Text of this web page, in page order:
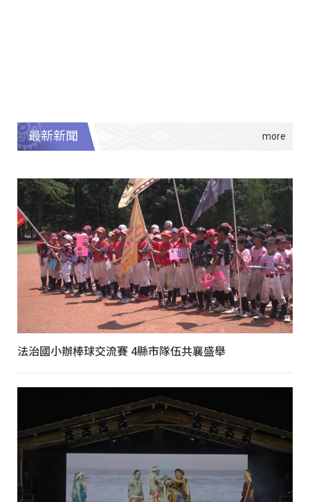
最新新聞
法治國小辦棒球交流賽 4縣市隊伍共襄盛舉